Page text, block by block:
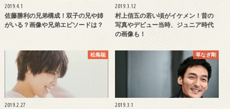
2019.4.1
佐藤勝利の兄弟構成！双子の兄や姉
がいる？画像や兄弟エピソードは？
2019.3.12
村上信五の若い頃がイケメン！昔の
写真やデビュー当時、ジュニア時代
の画像も！
松島聡
2019.2.27
草なぎ剛
2019.3.1